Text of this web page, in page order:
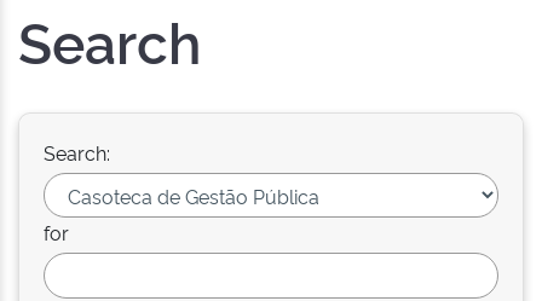
Search
Search:
for